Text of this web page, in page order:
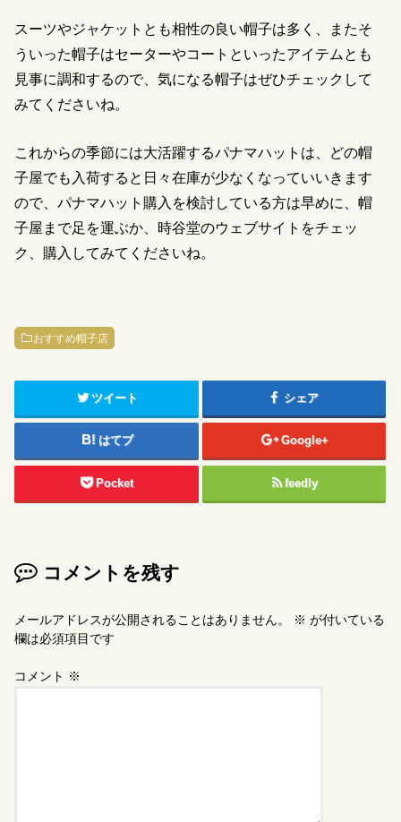
スーツやジャケットとも相性の良い帽子は多く、またそ
ういった帽子はセーターやコートといったアイテムとも
見事に調和するので、気になる帽子はぜひチェックして
みてくださいね。
これからの季節には大活躍するパナマハットは、どの帽
子屋でも入荷すると日々在庫が少なくなっていいきます
ので、パナマハット購入を検討している方は早めに、帽
子屋まで足を運ぶか、時谷堂のウェブサイトをチェッ
ク、購入してみてくださいね。
おすすめ帽子店
ツイート シェア
はてブ Google+
Pocket feedly
コメントを残す
メールアドレスが公開されることはありません。 ※ が付いている
欄は必須項目です
コメント ※